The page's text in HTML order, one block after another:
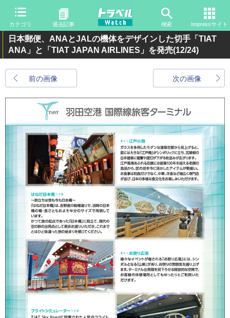
カテゴリ 過去記事 検索 Impressサイト
日本郵便、ANAとJALの機体をデザインした切手「TIAT
ANA」と「TIAT JAPAN AIRLINES」を発売(12/24)
前の画像 次の画像